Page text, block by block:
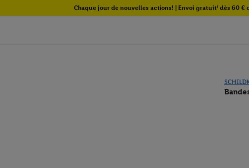
Chaque jour de nouvelles actions! | Envoi gratuit¹ dès 60 €